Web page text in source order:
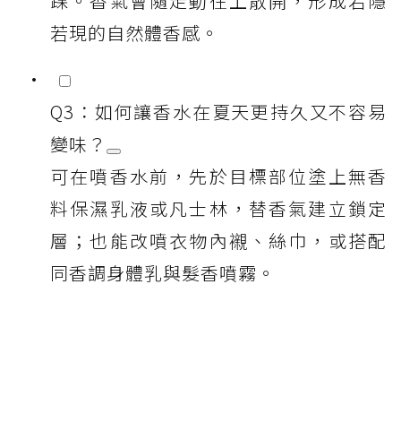
若現的自然體香感。
Q3：如何讓香水在夏天更持久又不容易
變味？
可在噴香水前，先於目標部位塗上無香
料保濕乳液或凡士林，替香氣建立鎖定
層；也能改噴衣物內襯、絲巾，或搭配
同香調身體乳與髮香噴霧。